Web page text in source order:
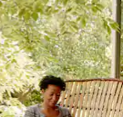
le bas pour les